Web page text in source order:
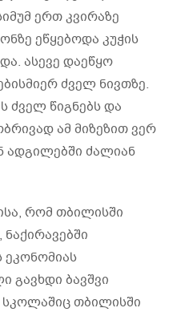
ერთ კვირაზე
ეწყებოდა კუჭის
ასევე დაეწყო
ძველ ნივთზე.
ძველ წიგნებს და
ამ მიზეზით ვერ
ადგილებში ძალიან
რომ თბილისში
გავხდი ბავშვი
სკოლაშიც თბილისში